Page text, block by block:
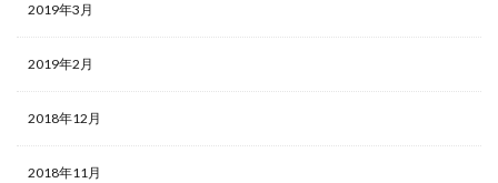
2019年3月
2019年2月
2018年12月
2018年11月